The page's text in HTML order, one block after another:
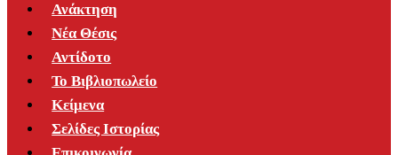
Ανάκτηση
Νέα Θέσις
Αντίδοτο
Το Βιβλιοπωλείο
Κείμενα
Σελίδες Ιστορίας